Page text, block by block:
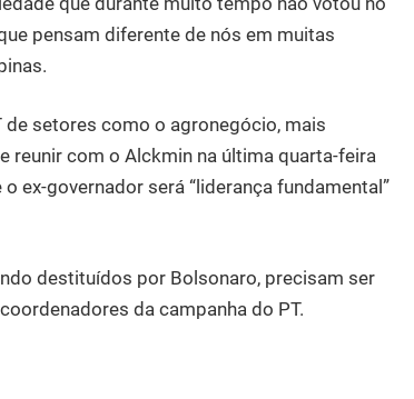
pensam diferente de nós em muitas
de setores como o agronegócio, mais
reunir com o Alckmin na última quarta-feira
ex-governador será “liderança fundamental”
destituídos por Bolsonaro, precisam ser
da campanha do PT.